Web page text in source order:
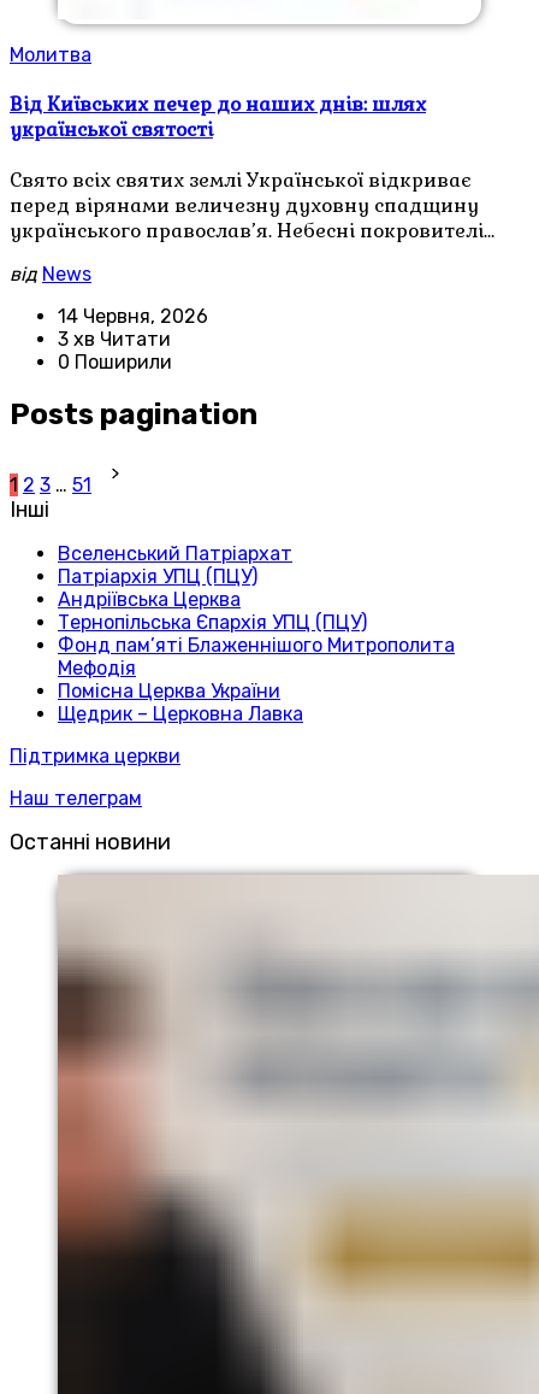
Молитва
Від Київських печер до наших днів: шлях
української святості
Свято всіх святих землі Української відкриває
перед вірянами величезну духовну спадщину
українського православ’я. Небесні покровителі…
від News
14 Червня, 2026
3 хв Читати
0 Поширили
Posts pagination
1 2 3 … 51
Інші
Вселенський Патріархат
Патріархія УПЦ (ПЦУ)
Андріївська Церква
Тернопільська Єпархія УПЦ (ПЦУ)
Фонд пам’яті Блаженнішого Митрополита
Мефодія
Помісна Церква України
Щедрик – Церковна Лавка
Підтримка церкви
Наш телеграм
Останні новини